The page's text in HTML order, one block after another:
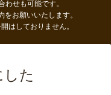
せも可能です。
お願いいたします。
はしておりません。
た